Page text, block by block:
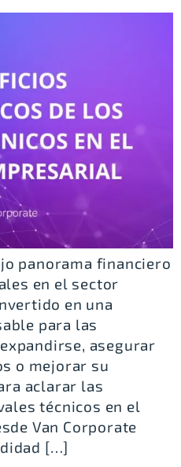
panorama financiero
en el sector
en una
para las
asegurar
o mejorar su
aclarar las
técnicos en el
Van Corporate
[…]